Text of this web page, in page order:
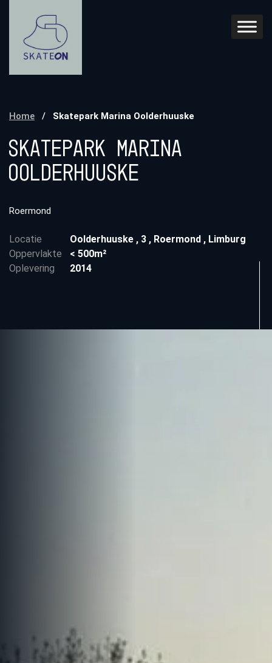
Home / Skatepark Marina Oolderhuuske
Skatepark Marina
Oolderhuuske
Roermond
Locatie Oolderhuuske , 3 , Roermond , Limburg
Oppervlakte
< 500m²
Oplevering
2014